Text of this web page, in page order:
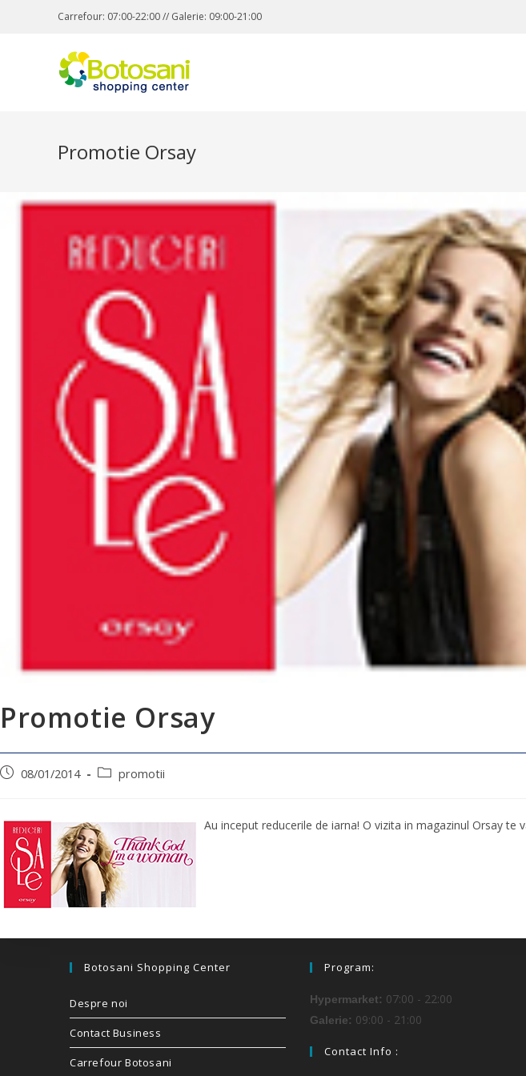
Carrefour: 07:00-22:00 // Galerie: 09:00-21:00
Promotie Orsay
Promotie Orsay
08/01/2014 promotii
Au inceput reducerile de iarna! O vizita in magazinul Orsay
Botosani Shopping Center
Despre noi
Contact Business
Carrefour Botosani
Program:
Hypermarket: 07:00 - 22:00
Galerie: 09:00 - 21:00
Contact Info :